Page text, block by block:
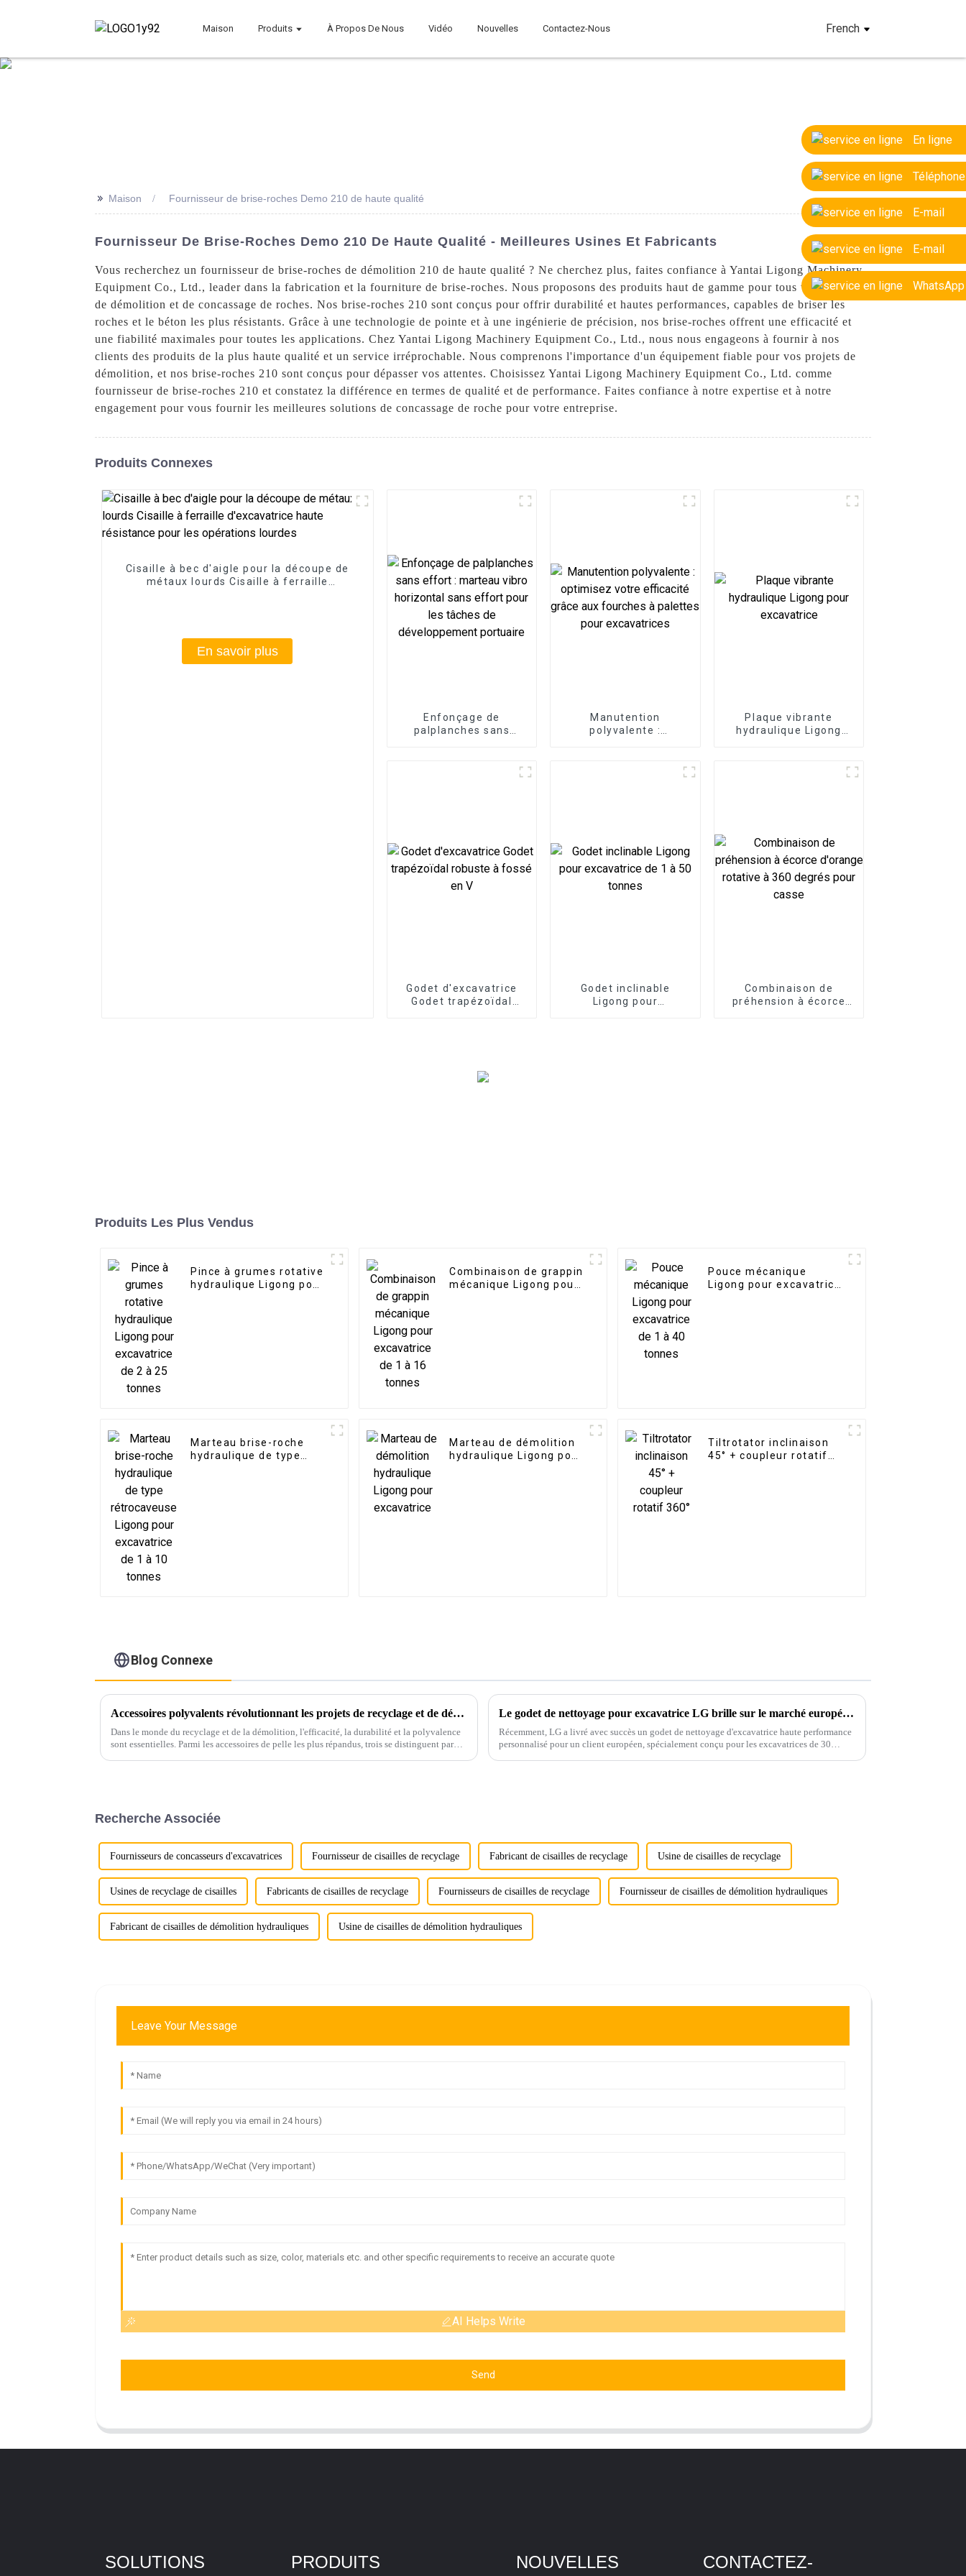
Maison Produits À Propos De Nous Vidéo Nouvelles Contactez-Nous French
En ligne
Téléphone
E-mail
E-mail
WhatsApp
>> Maison Fournisseur de brise-roches Demo 210 de haute qualité
Fournisseur De Brise-Roches Demo 210 De Haute Qualité - Meilleures Usines Et Fabricants
Vous recherchez un fournisseur de brise-roches de démolition 210 de haute qualité ? Ne cherchez plus, faites confiance à Yantai Ligong Machinery
Equipment Co., Ltd., leader dans la fabrication et la fourniture de brise-roches. Nous proposons des produits haut de gamme pour tous vos besoins
de démolition et de concassage de roches. Nos brise-roches 210 sont conçus pour offrir durabilité et hautes performances, capables de briser les
roches et le béton les plus résistants. Grâce à une technologie de pointe et à une ingénierie de précision, nos brise-roches offrent une efficacité et
une fiabilité maximales pour toutes les applications. Chez Yantai Ligong Machinery Equipment Co., Ltd., nous nous engageons à fournir à nos
clients des produits de la plus haute qualité et un service irréprochable. Nous comprenons l'importance d'un équipement fiable pour vos projets de
démolition, et nos brise-roches 210 sont conçus pour dépasser vos attentes. Choisissez Yantai Ligong Machinery Equipment Co., Ltd. comme
fournisseur de brise-roches 210 et constatez la différence en termes de qualité et de performance. Faites confiance à notre expertise et à notre
engagement pour vous fournir les meilleures solutions de concassage de roche pour votre entreprise.
Produits Connexes
Cisaille à bec d'aigle pour la découpe de
métaux lourds Cisaille à ferraille
En savoir plus
Enfonçage de
palplanches sans
Manutention
polyvalente :
Plaque vibrante
hydraulique Ligong
Godet d'excavatrice
Godet trapézoïdal
Godet inclinable
Ligong pour
Combinaison de
préhension à écorce
Produits Les Plus Vendus
Pince à grumes rotative
hydraulique Ligong pour
Combinaison de grappin
mécanique Ligong pour
Pouce mécanique
Ligong pour excavatrice
Marteau brise-roche
hydraulique de type
Marteau de démolition
hydraulique Ligong pour
Tiltrotator inclinaison
45° + coupleur rotatif
Blog Connexe
Accessoires polyvalents révolutionnant les projets de recyclage et de démolition : cisaille à voiture, presse à châssis de voiture et grappin rotatif
Dans le monde du recyclage et de la démolition, l'efficacité, la durabilité et la polyvalence
sont essentielles. Parmi les accessoires de pelle les plus répandus, trois se distinguent par
Le godet de nettoyage pour excavatrice LG brille sur le marché européen grâce à des services de personnalisation sur mesure
Récemment, LG a livré avec succès un godet de nettoyage d'excavatrice haute performance
personnalisé pour un client européen, spécialement conçu pour les excavatrices de 30
Recherche Associée
Fournisseurs de concasseurs d'excavatrices Fournisseur de cisailles de recyclage Fabricant de cisailles de recyclage Usine de cisailles de recyclage
Usines de recyclage de cisailles Fabricants de cisailles de recyclage Fournisseurs de cisailles de recyclage Fournisseur de cisailles de démolition hydrauliques
Fabricant de cisailles de démolition hydrauliques Usine de cisailles de démolition hydrauliques
Leave Your Message
AI Helps Write
Send
SOLUTIONS PRODUITS NOUVELLES
CONTACTEZ-